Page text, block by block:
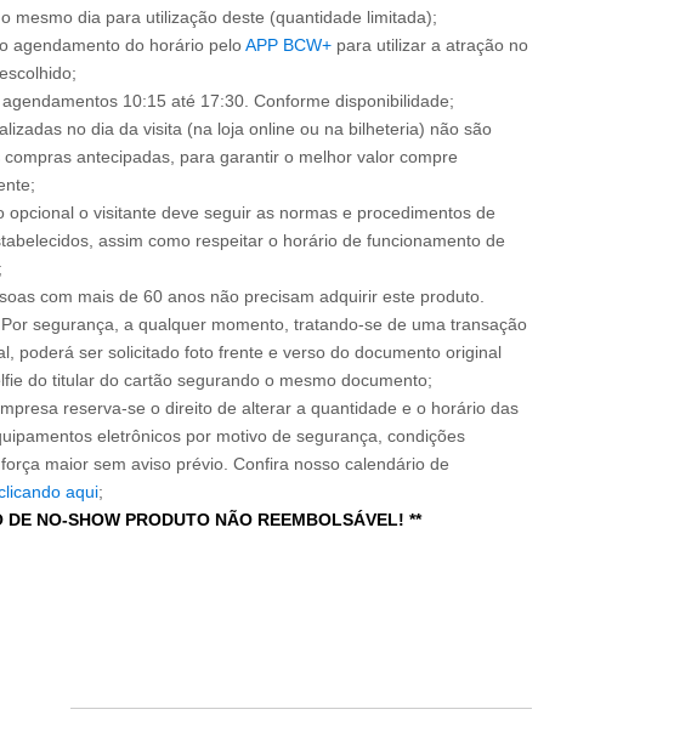
mesmo dia para utilização deste (quantidade limitada);
o agendamento do horário peloAPP BCW+ para utilizar a atração no
10:15 até 17:30. Conforme disponibilidade;
no dia da visita (na loja online ou na bilheteria) não são
antecipadas, para garantir o melhor valor compre
opcional o visitante deve seguir as normas e procedimentos de
assim como respeitar o horário de funcionamento de
com mais de 60 anos não precisam adquirir este produto.
Por segurança, a qualquer momento, tratando-se de uma transação
poderá ser solicitado foto frente e verso do documento original
do titular do cartão segurando o mesmo documento;
reserva-se o direito de alterar a quantidade e o horário das
eletrônicos por motivo de segurança, condições
maior sem aviso prévio. Confira nosso calendário de
aqui;
DE NO-SHOW PRODUTO NÃO REEMBOLSÁVEL! **